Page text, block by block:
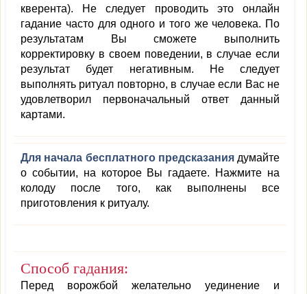
кверента). Не следует проводить это онлайн
гадание часто для одного и того же человека. По
результатам Вы сможете выполнить
корректировку в своем поведении, в случае если
результат будет негативным. Не следует
выполнять ритуал повторно, в случае если Вас не
удовлетворил первоначальный ответ данный
картами.
Для начала бесплатного предсказаниядумайте
о событии, на которое Вы гадаете. Нажмите на
колоду после того, как выполнены все
приготовления к ритуалу.
Способ гадания:
Перед ворожбой желательно уединение и